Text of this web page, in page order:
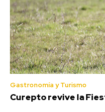
Gastronomía y Turismo
Curepto revive la